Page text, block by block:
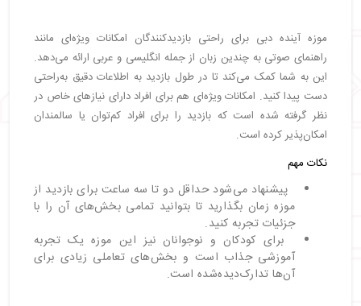
موزه آینده دبی برای راحتی بازدیدکنندگان امکانات ویژه‌ای مانند
راهنمای صوتی به چندین زبان از جمله انگلیسی و عربی ارائه می‌دهد.
این به شما کمک می‌کند تا در طول بازدید به اطلاعات دقیق به‌راحتی
دست پیدا کنید. امکانات ویژه‌ای هم برای افراد دارای نیازهای خاص در
نظر گرفته شده است که بازدید را برای افراد کم‌توان یا سالمندان
امکان‌پذیر کرده است.
نکات مهم
پیشنهاد می‌شود حداقل دو تا سه ساعت برای بازدید از
موزه زمان بگذارید تا بتوانید تمامی بخش‌های آن را با
جزئیات تجربه کنید.
برای کودکان و نوجوانان نیز این موزه یک تجربه
آموزشی جذاب است و بخش‌های تعاملی زیادی برای
آن‌ها تدارک‌دیده‌شده است.